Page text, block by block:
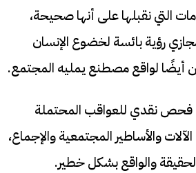
التي نقبلها على أنها صحيحة،
رؤية بائسة لخضوع الإنسان
أيضًا لواقع مصطنع يمليه المجتمع.
فحص نقدي للعواقب المحتملة
الآلات والأساطير المجتمعية والإجماع،
والواقع بشكل خطير.